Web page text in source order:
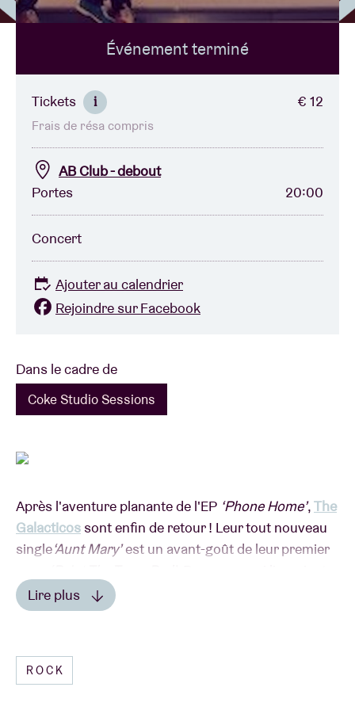
Location de salles
BRDCST
ABtv
Chèque-concert
À propos de l'AB
Contact
Dans le cadre de
Coke Studio Sessions
Après l'aventure planante de l'EP ‘Phone Home’,The
Galacticos sont enfin de retour ! Leur tout nouveau
single‘Aunt Mary’est un avant-goût de leur premier
oublié The Galacticos (vainqueur du concours
Limbomania et finaliste du Humo’s Rock Rally) nous
catchy et des riffs accrocheurs. Leur ‘Phone Home’
avait reçu de très belles critiques à l'époque. Humo:
Lire plus
ROCK
Événement terminé
Tickets i € 12
Frais de résa compris
AB Club - debout
Portes
20:00
Concert
Ajouter au calendrier
Rejoindre sur Facebook